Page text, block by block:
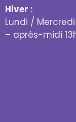
Hiver :
Lundi /
– après-midi